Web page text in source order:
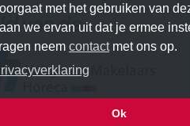
van de
met het gebruiken van
we ervan uit dat je ermee
neem contactmet ons op.
Ok